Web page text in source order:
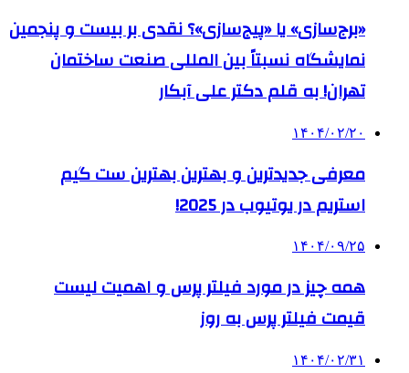
«برج‌سازی» یا «پیج‌سازی»؟ نقدی بر بیست و پنجمین
نمایشگاه نسبتاً بین المللی صنعت ساختمان
تهران! به قلم دکتر علی آبکار
۱۴۰۴/۰۲/۲۰
معرفی جدیدترین و بهترین بهترین ست گیم
استریم در یوتیوب در 2025!
۱۴۰۴/۰۹/۲۵
همه چیز در مورد فیلتر پرس و اهمیت لیست
قیمت فیلتر پرس به روز
۱۴۰۴/۰۲/۳۱